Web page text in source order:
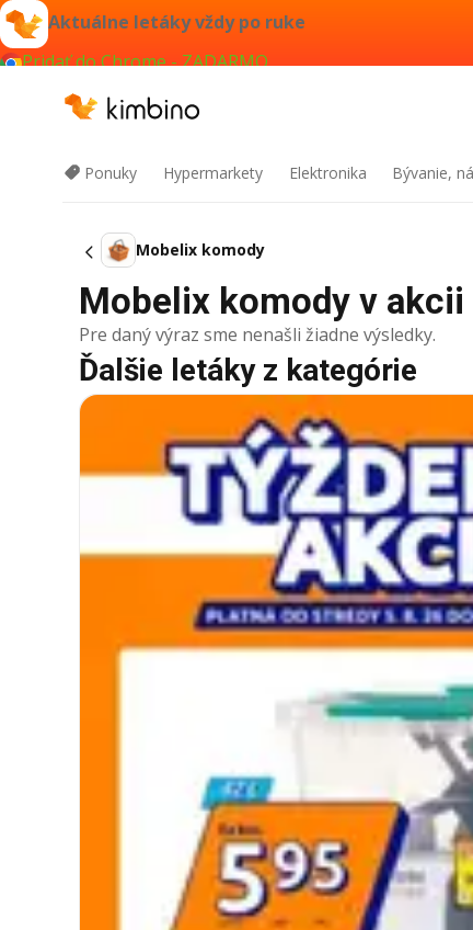
Aktuálne letáky vždy po ruke
Pridať do Chrome - ZADARMO
Ponuky Hypermarkety Elektronika Bývanie,
Mobelix komody
Mobelix komody v
Pre daný výraz sme nenašli žiadne výsledky.
Ďalšie letáky z kategórie